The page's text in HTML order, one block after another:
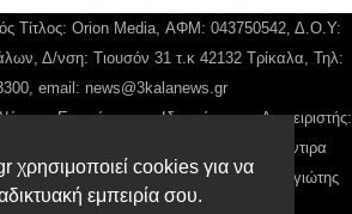
χρησιμοποιεί cookies για να
εμπειρία σου.
Τίτλος: Orion Media, ΑΦΜ: 043750542, Δ.Ο.Υ:
Δ/νση: Τιουσόν 31 τ.κ 42132 Τρίκαλα, Τηλ:
email: news@3kalanews.gr
Εκπρόσωπος, Ιδιοκτήτης και Διαχειριστής:
Γιαννουσά Βασιλική, Διευθύντιρα
Δικαιούχος domain name Παναγιώτης
Φιλίππου